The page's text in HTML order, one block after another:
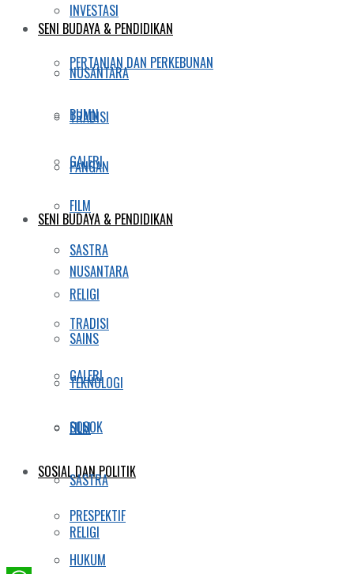
SENI BUDAYA & PENDIDIKAN
NUSANTARA
TRADISI
GALERI
FILM
SASTRA
RELIGI
SAINS
TEKNOLOGI
SOSOK
SOSIAL DAN POLITIK
PRESPEKTIF
HUKUM
INVESTASI
PERTANIAN DAN PERKEBUNAN
BUMN
PANGAN
SENI BUDAYA & PENDIDIKAN
NUSANTARA
TRADISI
GALERI
FILM
SASTRA
RELIGI